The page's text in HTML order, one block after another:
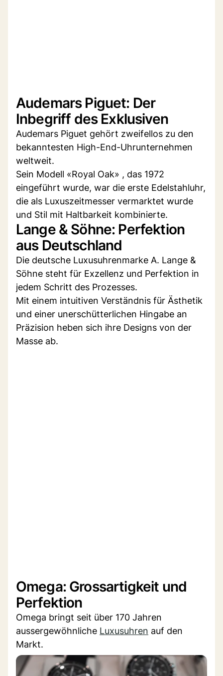
Audemars Piguet: Der
Inbegriff des Exklusiven
Audemars Piguet gehört zweifellos zu den
bekanntesten High-End-Uhrunternehmen
weltweit.
Sein Modell «Royal Oak» , das 1972
eingeführt wurde, war die erste Edelstahluhr,
die als Luxuszeitmesser vermarktet wurde
und Stil mit Haltbarkeit kombinierte.
Lange & Söhne: Perfektion
aus Deutschland
Die deutsche Luxusuhrenmarke A. Lange &
Söhne steht für Exzellenz und Perfektion in
jedem Schritt des Prozesses.
Mit einem intuitiven Verständnis für Ästhetik
und einer unerschütterlichen Hingabe an
Präzision heben sich ihre Designs von der
Masse ab.
Omega: Grossartigkeit und
Perfektion
Omega bringt seit über 170 Jahren
aussergewöhnliche Luxusuhren auf den
Markt.